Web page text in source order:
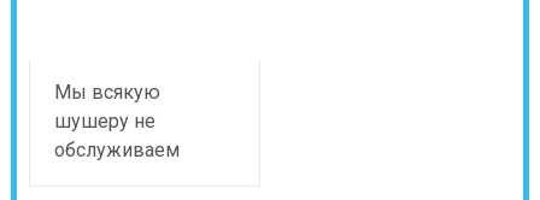
Мы всякую
шушеру не
обслуживаем